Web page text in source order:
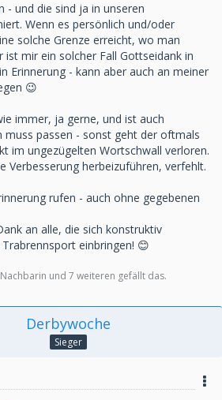
- und die sind ja in unseren
Wenn es persönlich und/oder
solche Grenze erreicht, wo man
ist mir ein solcher Fall Gottseidank in
Erinnerung - kann aber auch an meiner
😉
immer, ja gerne, und ist auch
muss passen - sonst geht der oftmals
im ungezügelten Wortschwall verloren.
Verbesserung herbeizuführen, verfehlt.
rufen - auch ohne gegebenen
an alle, die sich konstruktiv
einbringen! 😊
und 7 weiteren gefällt das.
Derbywoche
Sieger